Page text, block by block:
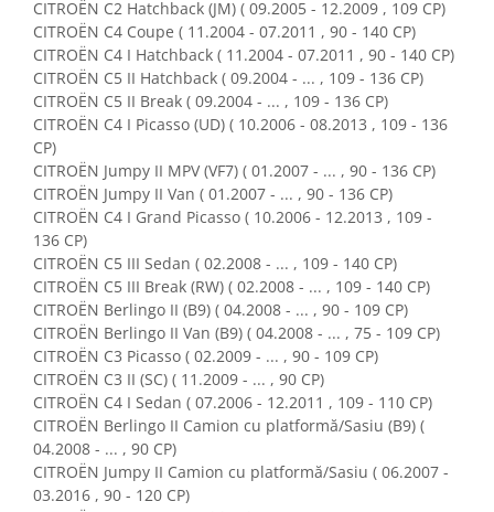
Climatizare & sisteme de incalzire
Electrocasnice pentru Bucatarie
Fiare de calcat si masini de cusut
Ingrijire Locuinta
Purificatoare de aer
Fashion
Bijuterii
Ceasuri barbatesti
Ceasuri dama
Cutii, curele si accesorii ceasuri
Genti si accesorii barbati
Genti si accesorii femei
Imbracaminte barbati
Imbracaminte femei
Imbracaminte si Incaltaminte copii
Incaltaminte barbati
Incaltaminte femei
Ochelari de soare
CITROËN C2 Hatchback (JM) ( 09.2005 - 12.2009 , 109 CP)
CITROËN C4 Coupe ( 11.2004 - 07.2011 , 90 - 140 CP)
CITROËN C4 I Hatchback ( 11.2004 - 07.2011 , 90 - 140 CP)
CITROËN C5 II Hatchback ( 09.2004 - ... , 109 - 136 CP)
CITROËN C5 II Break ( 09.2004 - ... , 109 - 136 CP)
CITROËN C4 I Picasso (UD) ( 10.2006 - 08.2013 , 109 - 136
CP)
CITROËN Jumpy II MPV (VF7) ( 01.2007 - ... , 90 - 136 CP)
CITROËN Jumpy II Van ( 01.2007 - ... , 90 - 136 CP)
CITROËN C4 I Grand Picasso ( 10.2006 - 12.2013 , 109 -
136 CP)
CITROËN C5 III Sedan ( 02.2008 - ... , 109 - 140 CP)
CITROËN C5 III Break (RW) ( 02.2008 - ... , 109 - 140 CP)
CITROËN Berlingo II (B9) ( 04.2008 - ... , 90 - 109 CP)
CITROËN Berlingo II Van (B9) ( 04.2008 - ... , 75 - 109 CP)
CITROËN C3 Picasso ( 02.2009 - ... , 90 - 109 CP)
CITROËN C3 II (SC) ( 11.2009 - ... , 90 CP)
CITROËN C4 I Sedan ( 07.2006 - 12.2011 , 109 - 110 CP)
CITROËN Berlingo II Camion cu platformă/Sasiu (B9) (
04.2008 - ... , 90 CP)
CITROËN Jumpy II Camion cu platformă/Sasiu ( 06.2007 -
03.2016 , 90 - 120 CP)